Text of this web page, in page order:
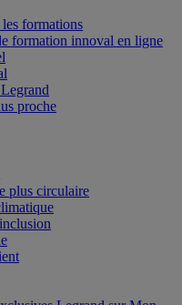
formations
formation innoval en ligne
proche
plus circulaire